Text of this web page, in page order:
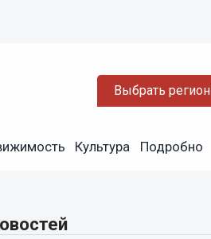
Выбрать регион
Культура Подробно